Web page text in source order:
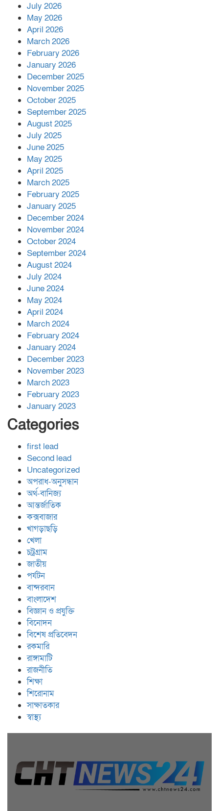
পর ফোন তারেক রহমানের,গ্যাস সঙ্কট
সহায়তা দিলেন সাচিং প্রু জেরী
July 2026
May 2026
April 2026
March 2026
February 2026
January 2026
December 2025
November 2025
October 2025
September 2025
August 2025
July 2025
June 2025
May 2025
April 2025
March 2025
February 2025
January 2025
December 2024
November 2024
October 2024
September 2024
August 2024
July 2024
June 2024
May 2024
April 2024
March 2024
February 2024
January 2024
December 2023
November 2023
March 2023
February 2023
January 2023
Categories
first lead
Second lead
Uncategorized
অপরাধ-অনুসন্ধান
অর্থ-বানিজ্য
আন্তর্জাতিক
কক্সবাজার
খাগড়াছড়ি
খেলা
চট্রগ্রাম
জাতীয়
পর্যটন
বান্দরবান
বাংলাদেশ
বিজ্ঞান ও প্রযুক্তি
বিনোদন
বিশেষ প্রতিবেদন
রকমারি
রাঙ্গামাটি
রাজনীতি
শিক্ষা
শিরোনাম
সাক্ষাতকার
স্বাস্থ্য